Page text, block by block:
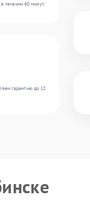
течении 60 минут.
гарантию до 12